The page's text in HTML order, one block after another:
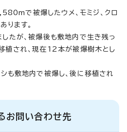
で被爆したウメ、モミジ、クロ
ります。
たが、被爆後も敷地内で生き残っ
植され、現在12本が被爆樹木とし
も敷地内で被爆し、後に移植され
お問い合わせ先